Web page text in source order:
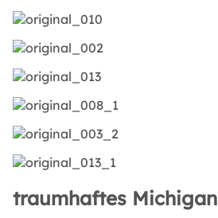
traumhaftes Michigan